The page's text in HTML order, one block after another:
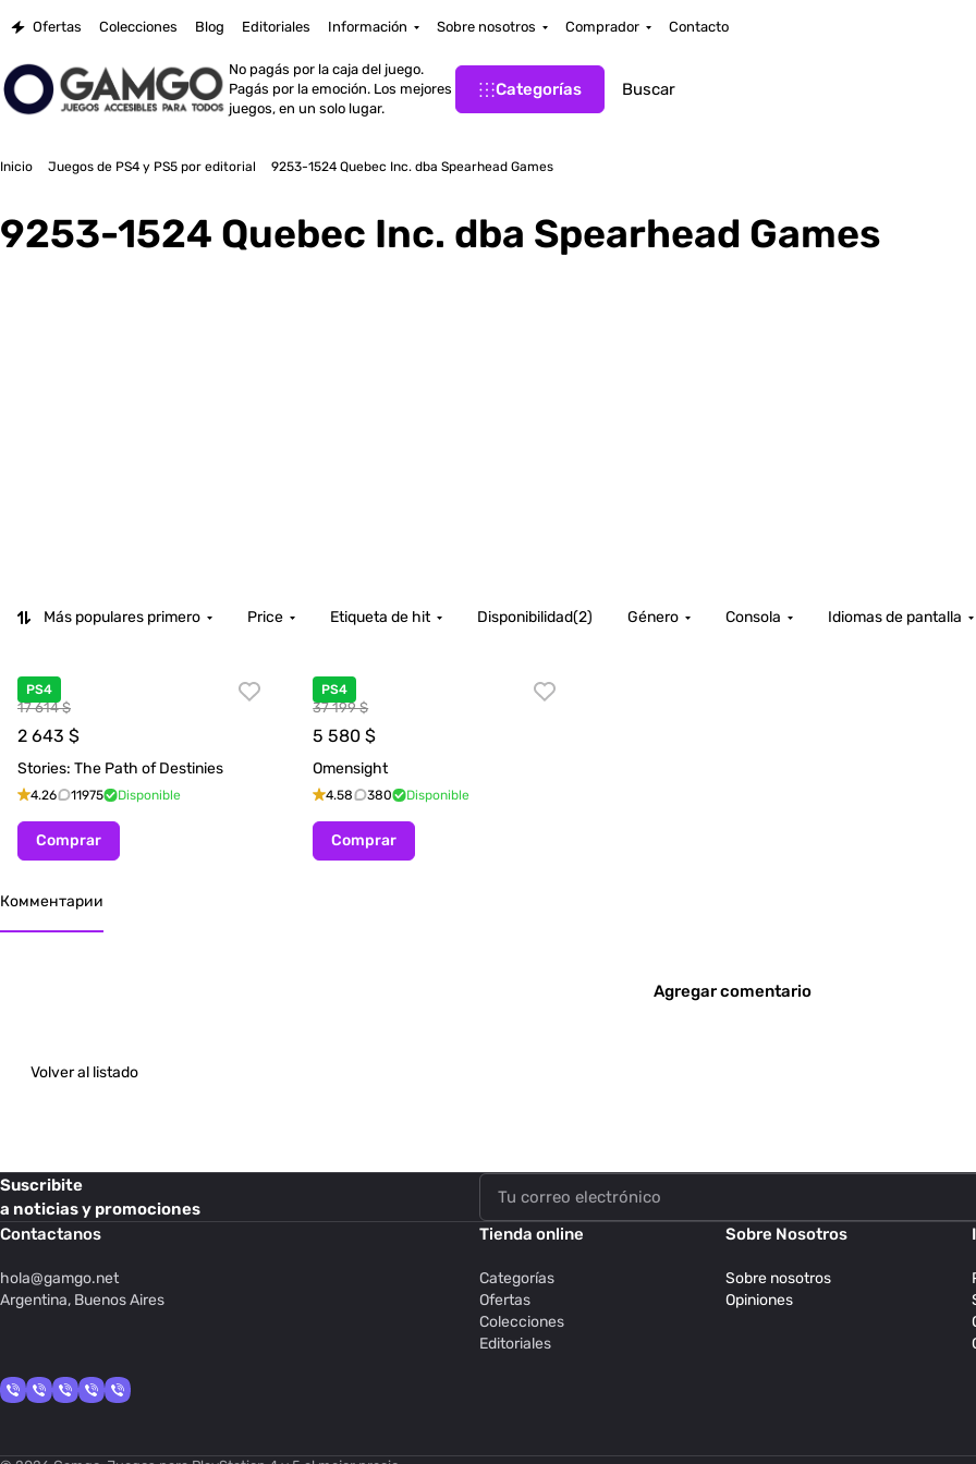
Ofertas Colecciones Blog Editoriales Información Sobre nosotros Comprador Contacto
No pagás por la caja del juego.
Pagás por la emoción. Los mejores
juegos, en un solo lugar.
Categorías
Inicio Juegos de PS4 y PS5 por editorial 9253-1524 Quebec Inc. dba Spearhead Games
9253-1524 Quebec Inc. dba Spearhead Games
Más populares primero Price Etiqueta de hit Disponibilidad(2) Género Consola Idiomas de pantalla
PS4
17 614 $
2 643 $
Stories: The Path of Destinies
4.26 11975 Disponible
Comprar
PS4
37 199 $
5 580$
Omensight
4.58 380 Disponible
Comprar
Комментарии
Agregar comentario
Volver al listado
Suscribite
a noticias y promociones
Contactanos
hola@gamgo.net
Argentina, Buenos Aires
Tienda online
Categorías
Ofertas
Colecciones
Editoriales
Sobre Nosotros
Sobre nosotros
Opiniones